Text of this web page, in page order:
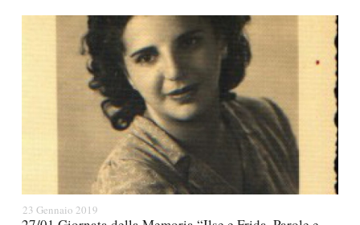
23 Gennaio 2019